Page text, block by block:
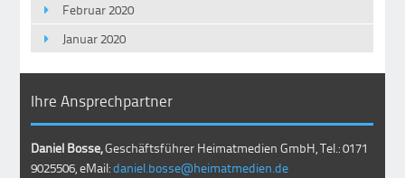
Februar 2020
Januar 2020
Ihre Ansprechpartner
Daniel Bosse,Geschäftsführer Heimatmedien GmbH, Tel.: 0171
9025506, eMail:daniel.bosse@heimatmedien.de